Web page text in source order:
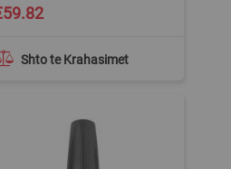
Shto te Krahasimet